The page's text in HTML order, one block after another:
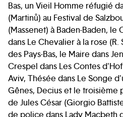
Bas, un Vieil Homme réfugié
(Martinů) au Festival de
(Massenet) à Baden-Baden,
dans Le Chevalier à la rose (R.
des Pays-Bas, le Maire dans
Crespel dans Les Contes
Aviv, Thésée dans Le Songe
Gênes, Decius et le troisième
de Jules César (Giorgio